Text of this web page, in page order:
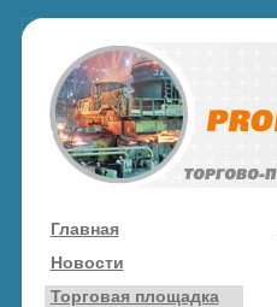
Главная
Новости
Торговая площадка